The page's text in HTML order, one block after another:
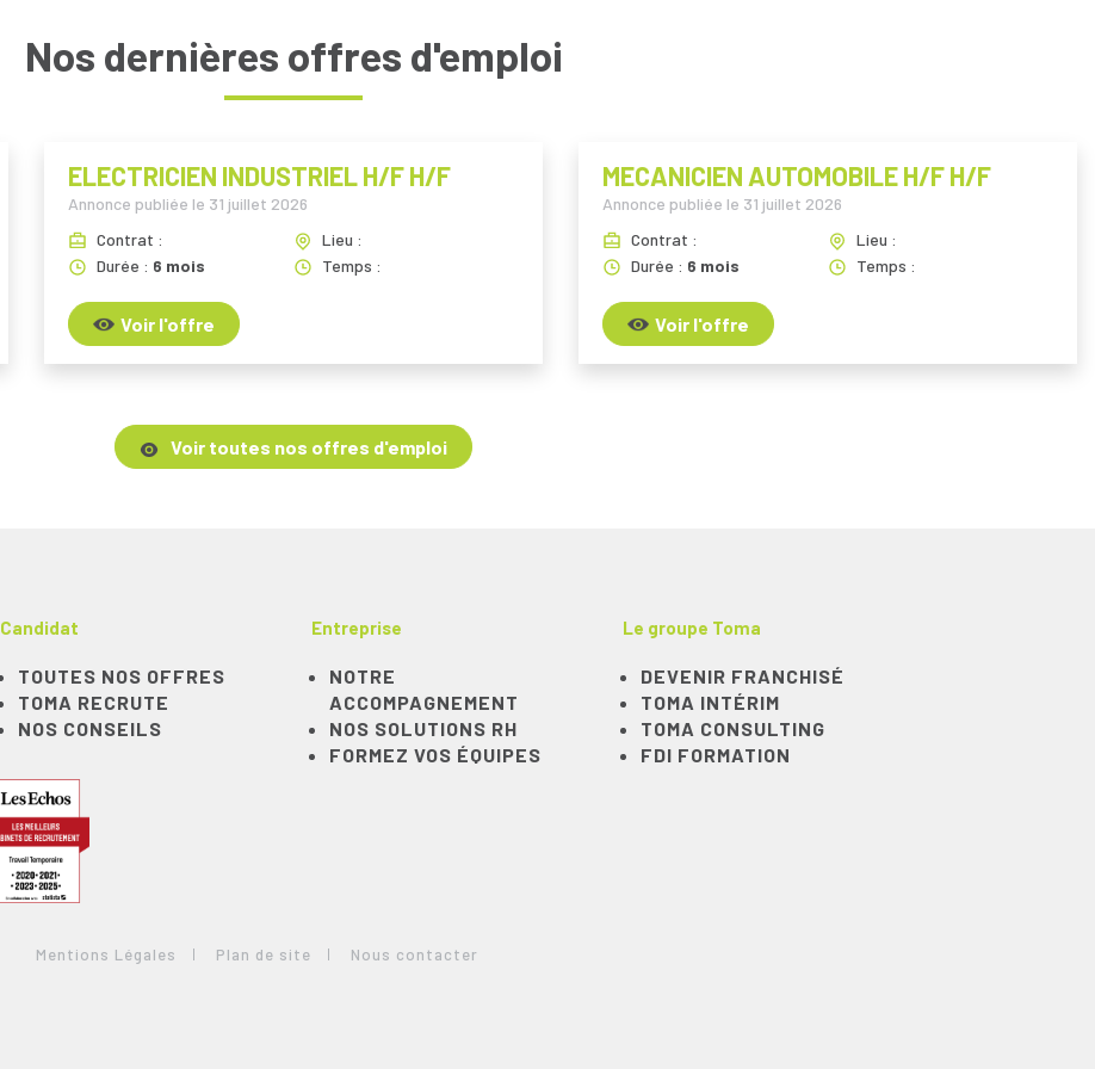
Nos dernières offres d'emploi
ELECTRICIEN INDUSTRIEL H/F H/F
Annonce publiée le 31 juillet 2026
Contrat :
Lieu :
Durée : 6 mois Temps :
Voir l'offre
MECANICIEN AUTOMOBILE H/F H/F
Annonce publiée le 31 juillet 2026
Contrat :
Lieu :
Durée : 6 mois Temps :
Voir l'offre
Voir toutes nos offres d'emploi
Candidat
TOUTES NOS OFFRES
TOMA RECRUTE
NOS CONSEILS
Entreprise
NOTRE
ACCOMPAGNEMENT
NOS SOLUTIONS RH
FORMEZ VOS ÉQUIPES
Le groupe Toma
DEVENIR FRANCHISÉ
TOMA INTÉRIM
TOMA CONSULTING
FDI FORMATION
Mentions Légales Plan de site Nous contacter